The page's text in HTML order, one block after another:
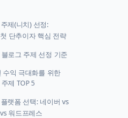
제(니치) 선정:
단추이자 핵심 전략
로그 주제 선정 기준
수익 극대화를 위한
제 TOP 5
랫폼 선택: 네이버 vs
워드프레스